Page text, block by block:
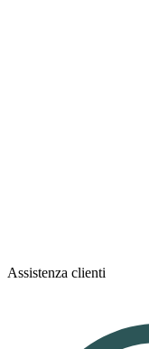
Assistenza clienti